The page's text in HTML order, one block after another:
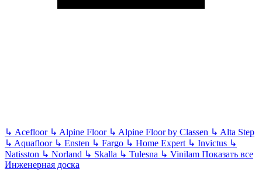
↳ Acefloor ↳ Alpine Floor ↳ Alpine Floor by Classen ↳ Alta Step
↳ Aquafloor ↳ Ensten ↳ Fargo ↳ Home Expert ↳ Invictus ↳
Natisston ↳ Norland ↳ Skalla ↳ Tulesna ↳ Vinilam Показать все
Инженерная доска